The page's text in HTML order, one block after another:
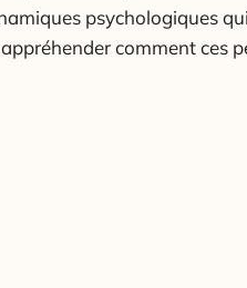
psychologiques
comment